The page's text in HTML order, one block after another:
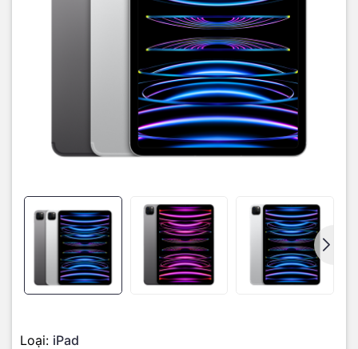
Loại: iPad
Chip M2. Chip hiệu suất cao thế hệ tiếp theo
bạn có thể tạo các thiết kế 3D chân thực, xây dựng các mô hình
AR phức tạp và chơi trò chơi với đồ họa chất lượng ở tốc độ khung
hình cao. Tận hưởng tất cả trên iPad Pro với thời lượng pin kéo dài
Chip M2 là thế hệ tiếp theo của dòng chip Apple silicon, với CPU 8
nhân mang lại hiệu suất nhanh hơn 15% và GPU 10 nhân cung cấp